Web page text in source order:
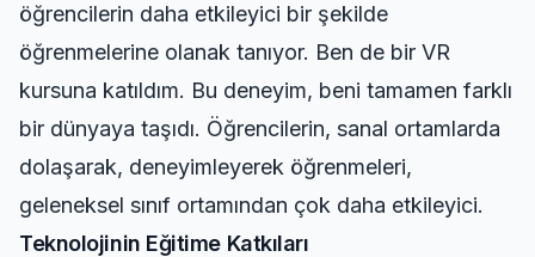
öğrencilerin daha etkileyici bir şekilde
öğrenmelerine olanak tanıyor. Ben de bir VR
kursuna katıldım. Bu deneyim, beni tamamen farklı
bir dünyaya taşıdı. Öğrencilerin, sanal ortamlarda
dolaşarak, deneyimleyerek öğrenmeleri,
geleneksel sınıf ortamından çok daha etkileyici.
Teknolojinin Eğitime Katkıları